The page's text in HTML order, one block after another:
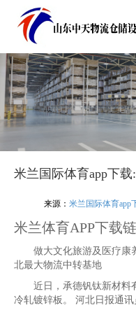
米兰国际体育app下
来源：米兰国际体育app
米兰体育APP下载
做大文化旅游及医疗康
北最大物流中转基地
近日，承德钒钛新材料
冷轧镀锌板。 河北日报通